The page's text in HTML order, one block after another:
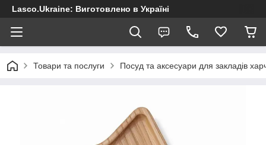
Lasco.Ukraine: Виготовлено в Україні
Товари та послуги Посуд та аксесуари для закладів